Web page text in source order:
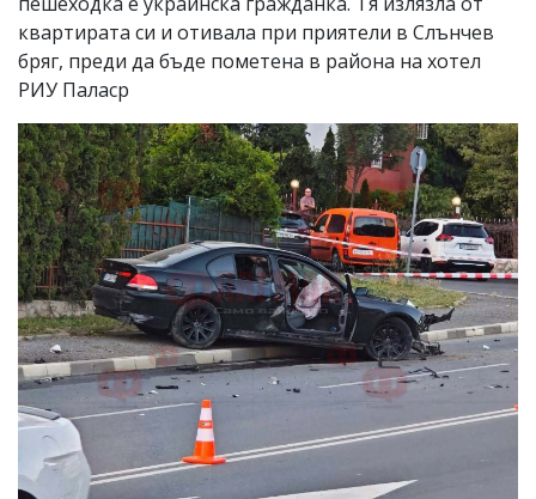
квартирата си и отивала при приятели в Слънчев
бряг, преди да бъде пометена в района на хотел
РИУ Паласр